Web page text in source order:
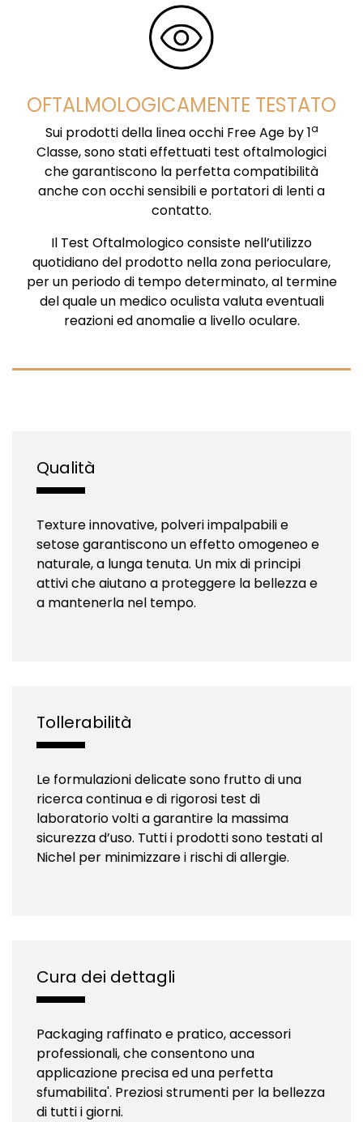
OFTALMOLOGICAMENTE TESTATO
Sui prodotti della linea occhi Free Age by 1a
Classe, sono stati effettuati test oftalmologici
che garantiscono la perfetta compatibilità
anche con occhi sensibili e portatori di lenti a
contatto.
Il Test Oftalmologico consiste nell’utilizzo
quotidiano del prodotto nella zona perioculare,
per un periodo di tempo determinato, al termine
del quale un medico oculista valuta eventuali
reazioni ed anomalie a livello oculare.
Qualità
Texture innovative, polveri impalpabili e
setose garantiscono un effetto omogeneo e
naturale, a lunga tenuta. Un mix di principi
attivi che aiutano a proteggere la bellezza e
a mantenerla nel tempo.
Tollerabilità
Le formulazioni delicate sono frutto di una
ricerca continua e di rigorosi test di
laboratorio volti a garantire la massima
sicurezza d’uso. Tutti i prodotti sono testati al
Nichel per minimizzare i rischi di allergie.
Cura dei dettagli
Packaging raffinato e pratico, accessori
professionali, che consentono una
applicazione precisa ed una perfetta
sfumabilita'. Preziosi strumenti per la bellezza
di tutti i giorni.